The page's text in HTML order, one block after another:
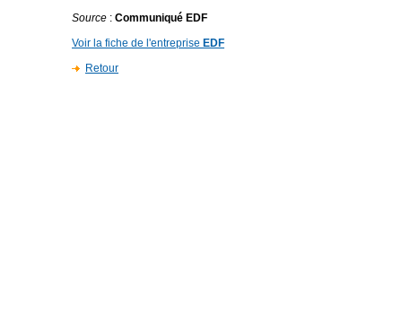
Source : Communiqué EDF
Voir la fiche de l'entreprise EDF
Retour